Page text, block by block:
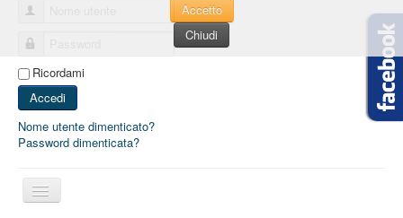
Accetto
Chiudi
Ricordami
Accedi
Nome utente dimenticato?
Password dimenticata?
Cambia
navigazione